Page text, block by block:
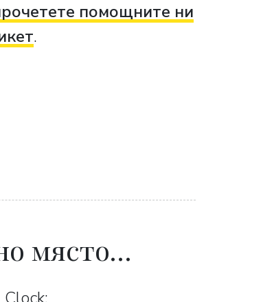
помощните ни
.
място…